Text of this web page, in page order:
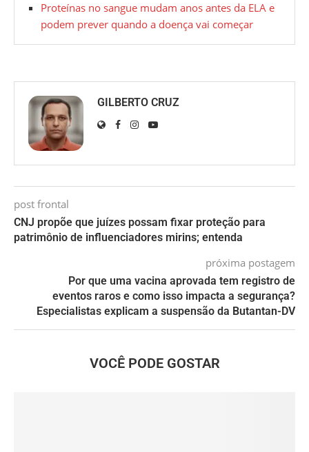
Proteínas no sangue mudam anos antes da ELA e
podem prever quando a doença vai começar
GILBERTO CRUZ
post frontal
CNJ propõe que juízes possam fixar proteção para
patrimônio de influenciadores mirins; entenda
próxima postagem
Por que uma vacina aprovada tem registro de
eventos raros e como isso impacta a segurança?
Especialistas explicam a suspensão da Butantan-DV
VOCÊ PODE GOSTAR